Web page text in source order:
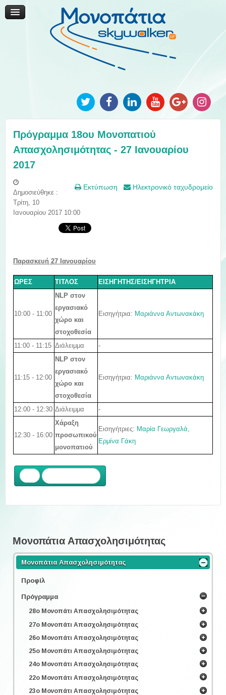
Μονοπάτια Καινοτομίας
Μονοπάτια Τοπικής Ανάπτυξης
Ανακοινώσεις
Φωτογραφίες
Πρόγραμμα 18ου Μονοπατιού
Απασχολησιμότητας - 27 Ιανουαρίου
2017
Εκτύπωση Ηλεκτρονικό ταχυδρομείο
Δημοσιεύθηκε :
Τρίτη, 10
Ιανουαρίου 2017 10:00
Παρασκευή 27 Ιανουαρίου
ΩΡΕΣ ΤΙΤΛΟΣ ΕΙΣΗΓΗΤΗΣ/ΕΙΣΗΓΗΤΡΙΑ
10:00 - 11:00
NLP στον
εργασιακό
χώρο και
στοχοθεσία
Εισηγήτρια: Μαριάννα Αντωνακάκη
11:00 - 11:15 Διάλειμμα -
11:15 - 12:00
NLP στον
εργασιακό
χώρο και
στοχοθεσία
Εισηγήτρια: Μαριάννα Αντωνακάκη
12:00 - 12:30 Διάλειμμα -
12:30 - 16:00
Χάραξη
προσωπικού
μονοπατιού
Εισηγήτριες: Μαρία Γεωργαλά,
Ερμίνα Γάκη
Μονοπάτια Απασχολησιμότητας
Μονοπάτια Απασχολησιμότητας
Προφίλ
Πρόγραμμα
28ο Μονοπάτι Απασχολησιμότητας
27ο Μονοπάτι Απασχολησιμότητας
26ο Μονοπάτι Απασχολησιμότητας
25ο Μονοπάτι Απασχολησιμότητας
24ο Μονοπάτι Απασχολησιμότητας
22ο Μονοπάτι Απασχολησιμότητας
23ο Μονοπάτι Απασχολησιμότητας